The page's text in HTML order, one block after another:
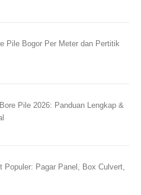
Pile Bogor Per Meter dan Pertitik
Pile 2026: Panduan Lengkap &
Populer: Pagar Panel, Box Culvert,